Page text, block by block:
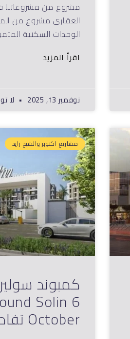
مشروع من مشروعاتنا
العقاري مشروع من
الوحدات السكنية
اقرأ المزيد
نوفمبر 13, 2025 لا
مشاريع اكتوبر والشيخ زايد
Solin 6
October تفاصيل حجز